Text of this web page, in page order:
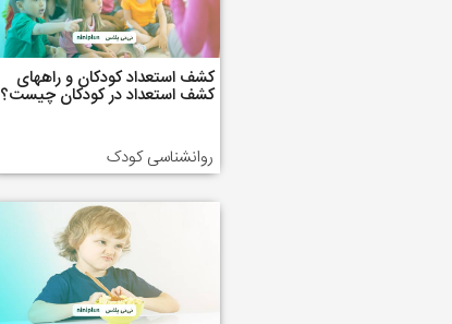
کشف استعداد کودکان و راههای
کشف استعداد در کودکان چیست؟
روانشناسی کودک